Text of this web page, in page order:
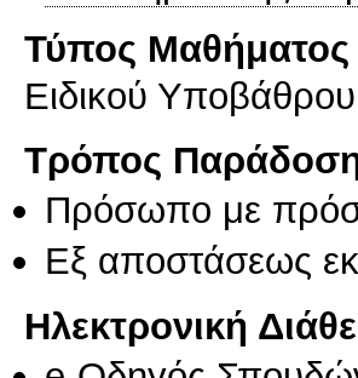
Τύπος Μαθήματος
Ειδικού
Τρόπος
Πρόσωπο με
Eξ απoστάσεως
Ηλεκτρονική